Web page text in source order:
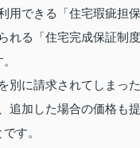
用できる「住宅瑕疵担
る「住宅完成保証制
に請求されてしまっ
加した場合の価格も
す。